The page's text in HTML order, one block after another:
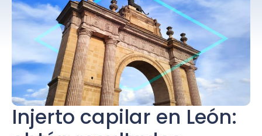
Injerto capilar en León: